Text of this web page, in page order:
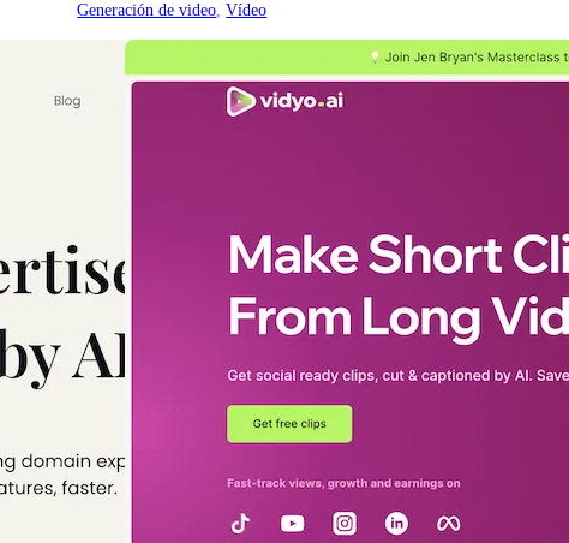
Generación de video, Vídeo